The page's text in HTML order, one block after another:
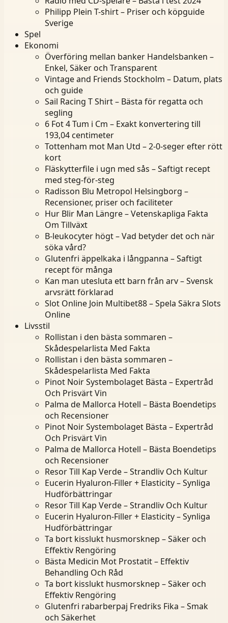
Philipp Plein T-shirt – Priser och köpguide
Sverige
Spel
Ekonomi
Överföring mellan banker Handelsbanken –
Enkel, Säker och Transparent
Vintage and Friends Stockholm – Datum, plats
och guide
Sail Racing T Shirt – Bästa för regatta och
segling
6 Fot 4 Tum i Cm – Exakt konvertering till
193,04 centimeter
Tottenham mot Man Utd – 2-0-seger efter rött
kort
Fläskytterfile i ugn med sås – Saftigt recept
med steg-för-steg
Radisson Blu Metropol Helsingborg –
Recensioner, priser och faciliteter
Hur Blir Man Längre – Vetenskapliga Fakta
Om Tillväxt
B-leukocyter högt – Vad betyder det och när
söka vård?
Glutenfri äppelkaka i långpanna – Saftigt
recept för många
Kan man utesluta ett barn från arv – Svensk
arvsrätt förklarad
Slot Online Join Multibet88 – Spela Säkra Slots
Online
Livsstil
Rollistan i den bästa sommaren –
Skådespelarlista Med Fakta
Rollistan i den bästa sommaren –
Skådespelarlista Med Fakta
Pinot Noir Systembolaget Bästa – Expertråd
Och Prisvärt Vin
Palma de Mallorca Hotell – Bästa Boendetips
och Recensioner
Pinot Noir Systembolaget Bästa – Expertråd
Och Prisvärt Vin
Palma de Mallorca Hotell – Bästa Boendetips
och Recensioner
Resor Till Kap Verde – Strandliv Och Kultur
Eucerin Hyaluron-Filler + Elasticity – Synliga
Hudförbättringar
Resor Till Kap Verde – Strandliv Och Kultur
Eucerin Hyaluron-Filler + Elasticity – Synliga
Hudförbättringar
Ta bort kisslukt husmorsknep – Säker och
Effektiv Rengöring
Bästa Medicin Mot Prostatit – Effektiv
Behandling Och Råd
Ta bort kisslukt husmorsknep – Säker och
Effektiv Rengöring
Glutenfri rabarberpaj Fredriks Fika – Smak
och Säkerhet